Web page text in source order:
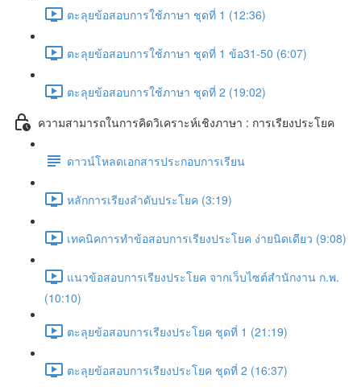
ตะลุยข้อสอบการใช้ภาษา ชุดที่ 1 (12:36)
ตะลุยข้อสอบการใช้ภาษา ชุดที่ 1 ข้อ31-50 (6:07)
ตะลุยข้อสอบการใช้ภาษา ชุดที่ 2 (19:02)
ความสามารถในการคิดวิเคราะห์เชิงภาษา : การเรียงประโยค
ดาวน์โหลดเอกสารประกอบการเรียน
หลักการเรียงลำดับประโยค (3:19)
เทคนิคการทำข้อสอบการเรียงประโยค ง่ายนิดเดียว (9:08)
แนวข้อสอบการเรียงประโยค จากเว็บไซต์สำนักงาน ก.พ.
(10:10)
ตะลุยข้อสอบการเรียงประโยค ชุดที่ 1 (21:19)
ตะลุยข้อสอบการเรียงประโยค ชุดที่ 2 (16:37)